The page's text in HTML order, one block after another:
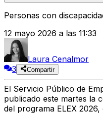
Personas con
12 mayo 2026 a las 11:33
Laura Cenalmor
3
Compartir
El Servicio Público de
publicado este martes la
del programa ELEX